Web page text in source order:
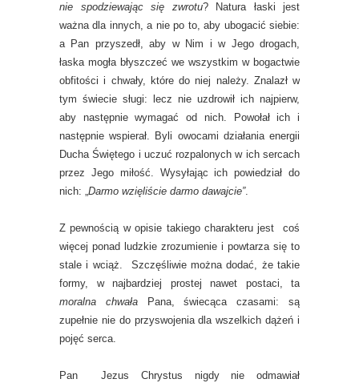
nie spodziewając się zwrotu? Natura łaski jest
ważna dla innych, a nie po to, aby ubogacić siebie:
a Pan przyszedł, aby w Nim i w Jego drogach,
łaska mogła błyszczeć we wszystkim w bogactwie
obfitości i chwały, które do niej należy. Znalazł w
tym świecie sługi: lecz nie uzdrowił ich najpierw,
aby następnie wymagać od nich. Powołał ich i
następnie wspierał. Byli owocami działania energii
Ducha Świętego i uczuć rozpalonych w ich sercach
przez Jego miłość. Wysyłając ich powiedział do
nich: „Darmo wzięliście darmo dawajcie”.
Z pewnością w opisie takiego charakteru jest coś
więcej ponad ludzkie zrozumienie i powtarza się to
stale i wciąż. Szczęśliwie można dodać, że takie
formy, w najbardziej prostej nawet postaci, ta
moralna
chwałaPana, świecąca czasami: są
zupełnie nie do przyswojenia dla wszelkich dążeń i
pojęć serca.
Pan Jezus Chrystus nigdy nie odmawiał